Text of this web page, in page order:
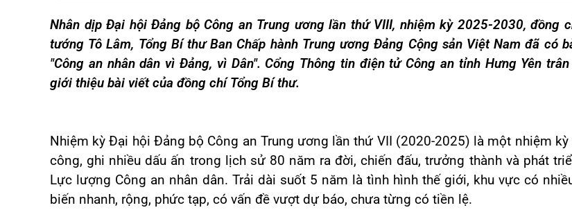
Nhân dịp Đại hội Đảng bộ Công an Trung ương lần thứ VIII, nhiệm kỳ 2025-2030, đồng
tướng Tô Lâm, Tổng Bí thư Ban Chấp hành Trung ương Đảng Cộng sản Việt Nam đã có
"Công an nhân dân vì Đảng, vì Dân". Cổng Thông tin điện tử Công an tỉnh Hưng Yên
giới thiệu bài viết của đồng chí Tổng Bí thư.
Nhiệm kỳ Đại hội Đảng bộ Công an Trung ương lần thứ VII (2020-2025) là một nhiệm kỳ
công, ghi nhiều dấu ấn trong lịch sử 80 năm ra đời, chiến đấu, trưởng thành và phát
Lực lượng Công an nhân dân. Trải dài suốt 5 năm là tình hình thế giới, khu vực có
biến nhanh, rộng, phức tạp, có vấn đề vượt dự báo, chưa từng có tiền lệ.